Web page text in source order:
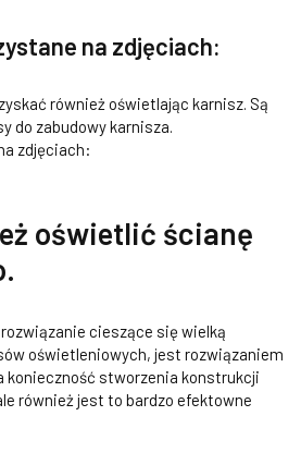
na zdjęciach:
również oświetlając karnisz. Są
do zabudowy karnisza.
zdjęciach:
oświetlić ścianę
cieszące się wielką
oświetleniowych, jest rozwiązaniem
konieczność stworzenia konstrukcji
również jest to bardzo efektowne